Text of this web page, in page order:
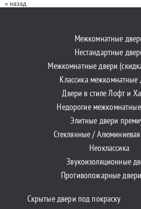
« назад
Межкомнатные
Нестандартные
Межкомнатные двери
Классика межкомнатные
Двери в стиле Лофт и
Недорогие
Элитные двери
Стеклянные /
Неоклассика
Звукоизоляционные
Противопожарные
Скрытые двери под покраску